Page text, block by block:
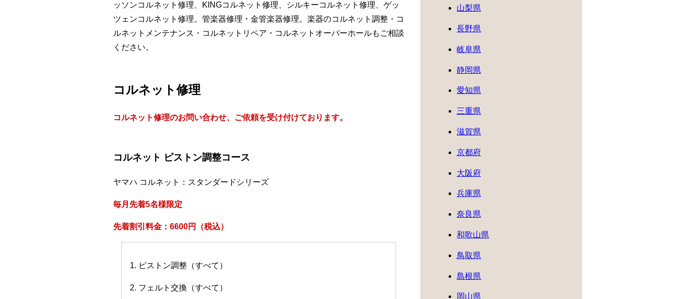
ッソンコルネット修理、KINGコルネット修理、シルキーコルネット修理、ゲッ
ツェンコルネット修理。管楽器修理・金管楽器修理。楽器のコルネット調整・コ
ルネットメンテナンス・コルネットリペア・コルネットオーバーホールもご相談
ください。
コルネット修理
コルネット修理のお問い合わせ、ご依頼を受け付けております。
コルネット ピストン調整コース
ヤマハ コルネット：スタンダードシリーズ
毎月先着5名様限定
先着割引料金：6600円（税込）
1. ピストン調整（すべて）
2. フェルト交換（すべて）
山梨県
長野県
岐阜県
静岡県
愛知県
三重県
滋賀県
京都府
大阪府
兵庫県
奈良県
和歌山県
鳥取県
島根県
岡山県